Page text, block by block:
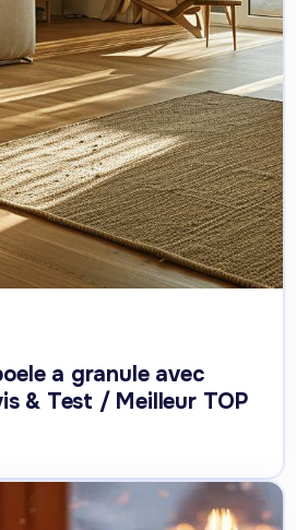
a granule avec
& Test / Meilleur TOP